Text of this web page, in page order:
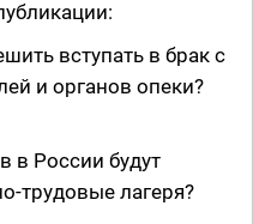
вступать в брак с
и органов опеки?
в России будут
трудовые лагеря?